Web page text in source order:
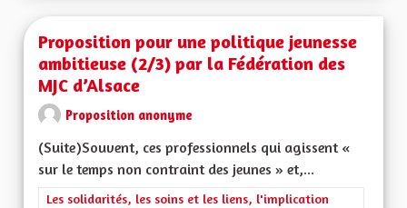
Proposition pour une politique jeunesse
ambitieuse (2/3) par la Fédération des
MJC d’Alsace
Proposition anonyme
(Suite)Souvent, ces professionnels qui agissent «
sur le temps non contraint des jeunes » et,...
Filtrer les résultats de la catégorie : Les solidarités, les soins
Les solidarités, les soins et les liens, l'implication